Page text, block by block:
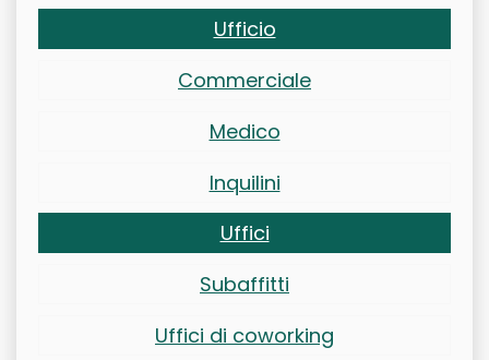
Ufficio
Commerciale
Medico
Inquilini
Uffici
Subaffitti
Uffici di coworking